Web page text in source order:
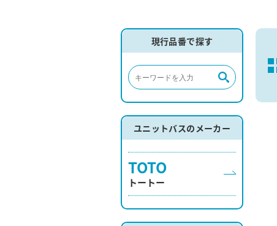
現行品番で探す
ユニットバスのメーカー
TOTO
トートー